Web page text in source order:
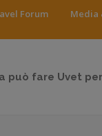
Forum Media
può fare Uvet